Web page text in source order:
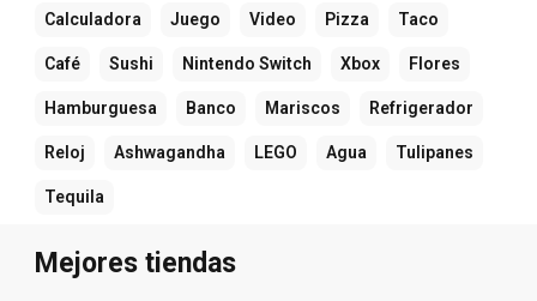
Calculadora Juego Video Pizza Taco
Café Sushi Nintendo Switch Xbox Flores
Hamburguesa Banco Mariscos Refrigerador
Reloj Ashwagandha LEGO Agua Tulipanes
Tequila
Mejores tiendas